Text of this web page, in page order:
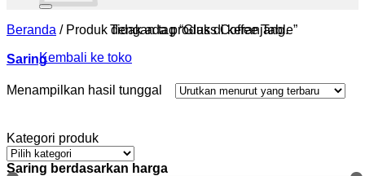
Tidak ada produk di keranjang.
Kembali ke toko
Beranda /Produk dengan tag “Glass Coffee Table”
Saring
Menampilkan hasil tunggal
Kategori produk
Saring berdasarkan harga